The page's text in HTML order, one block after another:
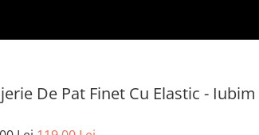
De Pat Finet Cu Elastic -